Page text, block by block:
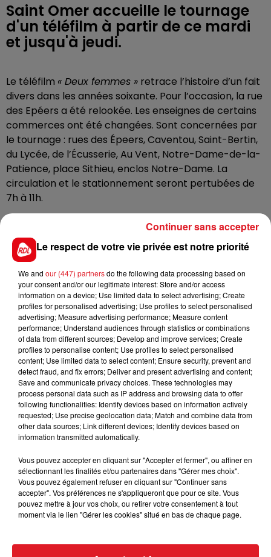
Saint Omer accueille le tournage
d'un téléfilm à partir de ce mardi
et jusqu'à jeudi.
Le téléfilm « Deux femmes » retrace l’histoire d’un fait
divers dans les années soixante. Pour l’occasion, la rue
des Epéers a été relookée. Les enseignes de certains
commerces ont été changées. Sont concernées par
le tournage : rues des Épeers, Caventou, Saint-Bertin,
du Lycée, de l’Écusserie, Au Vent, Notre-Dame-de-la-
Patience, place Sithieu, enclos Notre-Dame. La
circulation et le stationnement seront pertubées de
7h à 11h.
FIL D'ACTUS
15 juillet 2026
BÉTHUNE: ENQUÊTE POUR HOMICIDE
VOLONTAIRE EN COURS, APRÈS LA...
Selon les premiers éléments, le logement servait
à des prostituées
Le respect de votre vie privée est notre priorité
We and our (447) partnersdo the following data processing based on
your consent and/or our legitimate interest: Store and/or access
information on a device; Use limited data to select advertising; Create
profiles for personalised advertising; Use profiles to select personalised
advertising; Measure advertising performance; Measure content
performance; Understand audiences through statistics or combinations
of data from different sources; Develop and improve services; Create
profiles to personalise content; Use profiles to select personalised
content; Use limited data to select content; Ensure security, prevent and
detect fraud, and fix errors; Deliver and present advertising and content;
Save and communicate privacy choices. These technologies may
process personal data such as IP address and browsing data to offer
following functionalities: Identify devices based on information actively
requested; Use precise geolocation data; Match and combine data from
other data sources; Link different devices; Identify devices based on
information transmitted automatically.
Vous pouvez accepter en cliquant sur "Accepter et fermer", ou affiner en
sélectionnant les finalités et/ou partenaires dans "Gérer mes choix".
Vous pouvez également refuser en cliquant sur "Continuer sans
accepter". Vos préférences ne s'appliqueront que pour ce site. Vous
pouvez mettre à jour vos choix, ou retirer votre consentement à tout
moment via le lien "Gérer les cookies" situé en bas de chaque page.
Continuer sans accepter